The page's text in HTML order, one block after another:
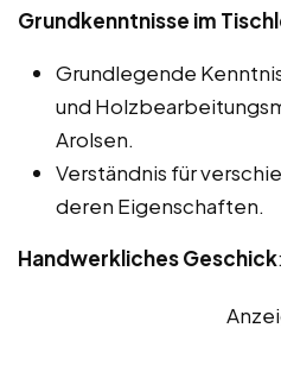
Grundkenntnisse im
Grundlegende
und
Arolsen.
Verständnis für
deren Eigenschaften.
Handwerkliches Geschick: